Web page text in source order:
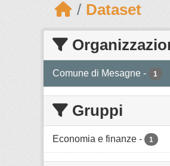
Dataset
Comune di Mesagne - 1
Gruppi
Economia e finanze - 1